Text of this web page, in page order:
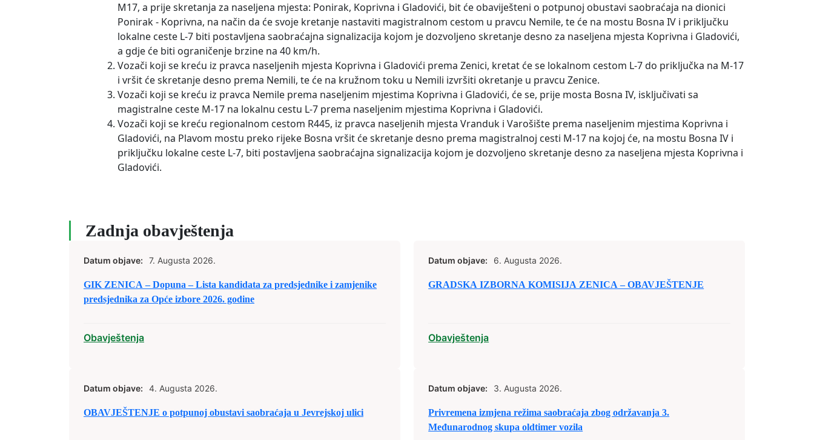
M17, a prije skretanja za naseljena mjesta: Ponirak, Koprivna i Gladovići, bit će obaviješteni o potpunoj obustavi saobraćaja na dionici
Ponirak - Koprivna, na način da će svoje kretanje nastaviti magistralnom cestom u pravcu Nemile, te će na mostu Bosna IV i priključku
lokalne ceste L-7 biti postavljena saobraćajna signalizacija kojom je dozvoljeno skretanje desno za naseljena mjesta Koprivna i Gladovići,
a gdje će biti ograničenje brzine na 40 km/h.
Vozači koji se kreću iz pravca naseljenih mjesta Koprivna i Gladovići prema Zenici, kretat će se lokalnom cestom L-7 do priključka na M-17
i vršit će skretanje desno prema Nemili, te će na kružnom toku u Nemili izvršiti okretanje u pravcu Zenice.
Vozači koji se kreću iz pravca Nemile prema naseljenim mjestima Koprivna i Gladovići, će se, prije mosta Bosna IV, isključivati sa
magistralne ceste M-17 na lokalnu cestu L-7 prema naseljenim mjestima Koprivna i Gladovići.
Vozači koji se kreću regionalnom cestom R445, iz pravca naseljenih mjesta Vranduk i Varošište prema naseljenim mjestima Koprivna i
Gladovići, na Plavom mostu preko rijeke Bosna vršit će skretanje desno prema magistralnoj cesti M-17 na kojoj će, na mostu Bosna IV i
priključku lokalne ceste L-7, biti postavljena saobraćajna signalizacija kojom je dozvoljeno skretanje desno za naseljena mjesta Koprivna i
Gladovići.
Zadnja obavještenja
Datum objave: 7. Augusta 2026.
GIK ZENICA – Dopuna – Lista kandidata za predsjednike i zamjenike
predsjednika za Opće izbore 2026. godine
Obavještenja
Datum objave: 6. Augusta 2026.
GRADSKA IZBORNA KOMISIJA ZENICA – OBAVJEŠTENJE
Obavještenja
Datum objave: 4. Augusta 2026.
OBAVJEŠTENJE o potpunoj obustavi saobraćaja u Jevrejskoj ulici
Datum objave: 3. Augusta 2026.
Privremena izmjena režima saobraćaja zbog održavanja 3.
Međunarodnog skupa oldtimer vozila